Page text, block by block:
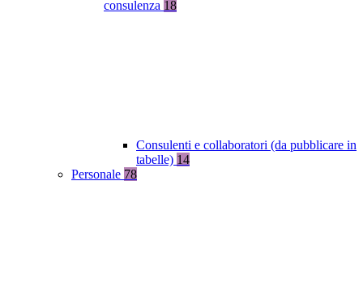
consulenza 18
Consulenti e collaboratori (da pubblicare in
tabelle) 14
Personale 78